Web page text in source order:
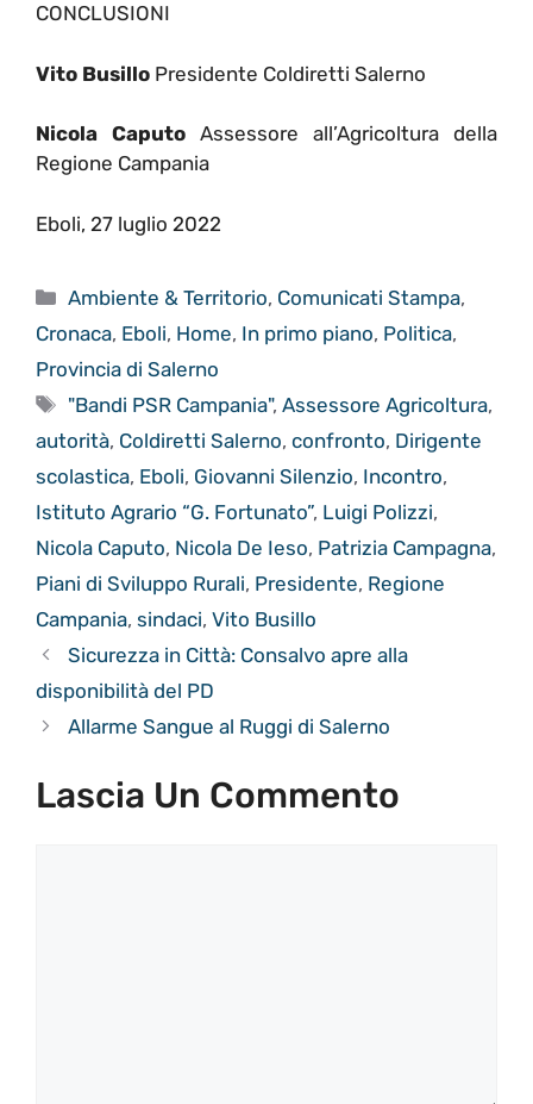
CONCLUSIONI
Vito Busillo Presidente Coldiretti Salerno
Nicola Caputo Assessore all’Agricoltura della
Regione Campania
Eboli, 27 luglio 2022
Categorie
Ambiente & Territorio, Comunicati Stampa,
Cronaca, Eboli, Home, In primo piano, Politica,
Provincia di Salerno
Tag
"Bandi PSR Campania",Assessore Agricoltura,
autorità, Coldiretti Salerno, confronto, Dirigente
scolastica, Eboli, Giovanni Silenzio, Incontro,
Istituto Agrario “G. Fortunato”, Luigi Polizzi,
Nicola Caputo, Nicola De Ieso, Patrizia Campagna,
Piani di Sviluppo Rurali, Presidente, Regione
Campania, sindaci, Vito Busillo
Sicurezza in Città: Consalvo apre alla
disponibilità del PD
Allarme Sangue al Ruggi di Salerno
Lascia Un Commento